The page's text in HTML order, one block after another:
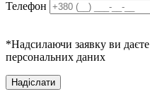
Телефон
*Надсилаючи заявку ви
персональних даних